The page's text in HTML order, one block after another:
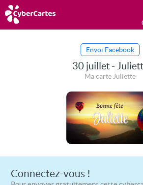
Toutes les cartes
Envoi Facebook
30 juillet -
Ma carte Juliette
Connectez-vous !